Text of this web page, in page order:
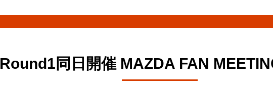
Round1同日開催 MAZDA FAN